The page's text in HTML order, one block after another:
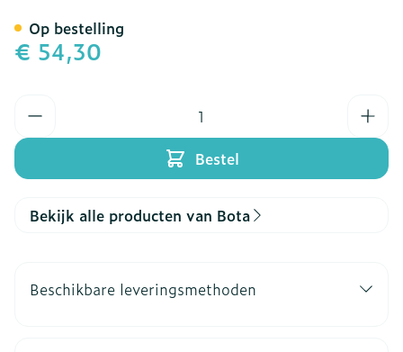
€ 54,30
Bestel
Op bestelling
Bekijk alle producten van Bota
Beschikbare leveringsmethoden